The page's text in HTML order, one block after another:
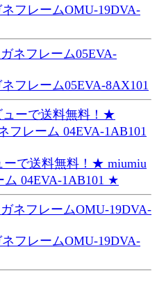
フレームOMU-19DVA-
フレーム05EVA-8AX101
ーで送料無料！★ miumiu
ム 04EVA-1AB101 ★
フレームOMU-19DVA-